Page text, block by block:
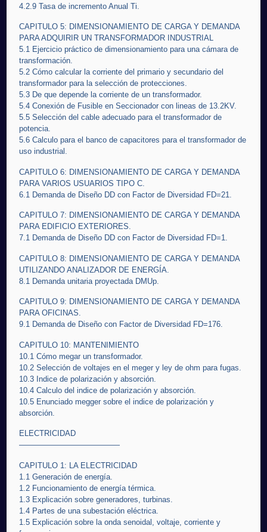
4.2.9 Tasa de incremento Anual Ti.
CAPITULO 5: DIMENSIONAMIENTO DE CARGA Y DEMANDA
PARA ADQUIRIR UN TRANSFORMADOR INDUSTRIAL
5.1 Ejercicio práctico de dimensionamiento para una cámara de
transformación.
5.2 Cómo calcular la corriente del primario y secundario del
transformador para la selección de protecciones.
5.3 De que depende la corriente de un transformador.
5.4 Conexión de Fusible en Seccionador con lineas de 13.2KV.
5.5 Selección del cable adecuado para el transformador de
potencia.
5.6 Calculo para el banco de capacitores para el transformador de
uso industrial.
CAPITULO 6: DIMENSIONAMIENTO DE CARGA Y DEMANDA
PARA VARIOS USUARIOS TIPO C.
6.1 Demanda de Diseño DD con Factor de Diversidad FD=21.
CAPITULO 7: DIMENSIONAMIENTO DE CARGA Y DEMANDA
PARA EDIFICIO EXTERIORES.
7.1 Demanda de Diseño DD con Factor de Diversidad FD=1.
CAPITULO 8: DIMENSIONAMIENTO DE CARGA Y DEMANDA
UTILIZANDO ANALIZADOR DE ENERGÍA.
8.1 Demanda unitaria proyectada DMUp.
CAPITULO 9: DIMENSIONAMIENTO DE CARGA Y DEMANDA
PARA OFICINAS.
9.1 Demanda de Diseño con Factor de Diversidad FD=176.
CAPITULO 10: MANTENIMIENTO
10.1 Cómo megar un transformador.
10.2 Selección de voltajes en el meger y ley de ohm para fugas.
10.3 Indice de polarización y absorción.
10.4 Calculo del indice de polarización y absorción.
10.5 Enunciado megger sobre el indice de polarización y
absorción.
ELECTRICIDAD
—————————————
CAPITULO 1: LA ELECTRICIDAD
1.1 Generación de energía.
1.2 Funcionamiento de energía térmica.
1.3 Explicación sobre generadores, turbinas.
1.4 Partes de una subestación eléctrica.
1.5 Explicación sobre la onda senoidal, voltaje, corriente y